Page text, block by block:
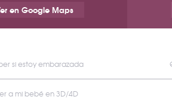
en Google Maps
si estoy embarazada
a mi bebé en 3D/4D